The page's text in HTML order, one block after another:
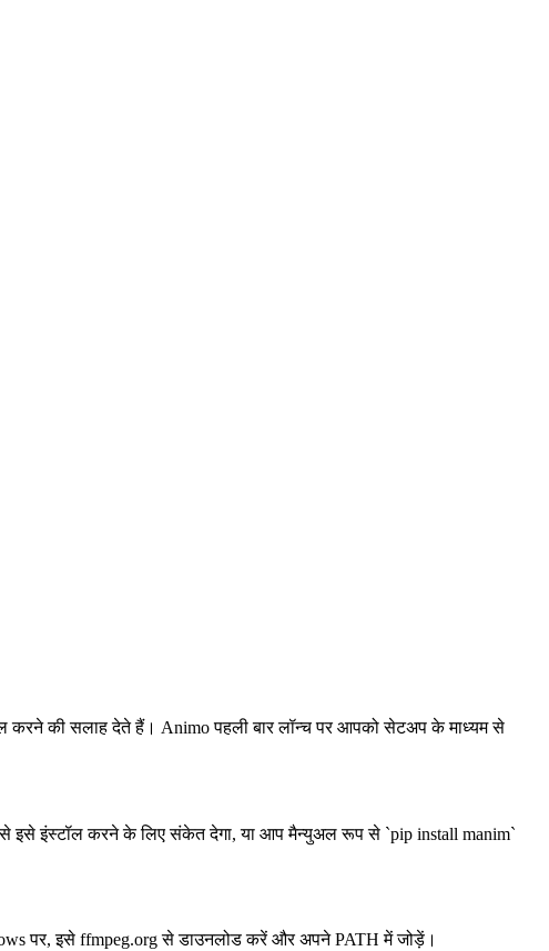
करने की सलाह देते हैं। Animo पहली बार लॉन्च पर आपको सेटअप के माध्यम से
इसे इंस्टॉल करने के लिए संकेत देगा, या आप मैन्युअल रूप से `pip install manim`
पर, इसे ffmpeg.org से डाउनलोड करें और अपने PATH में जोड़ें।